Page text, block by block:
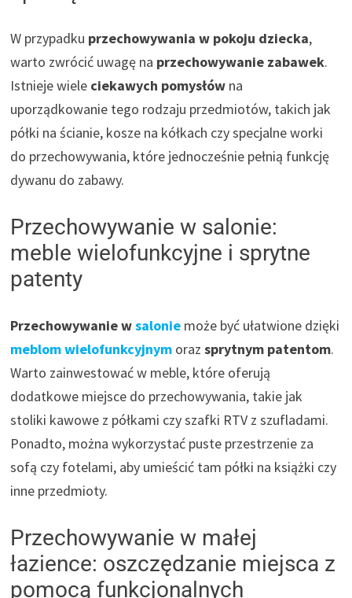
W przypadku przechowywania w pokoju dziecka,
warto zwrócić uwagę na przechowywanie zabawek.
Istnieje wiele ciekawych pomysłów na
uporządkowanie tego rodzaju przedmiotów, takich jak
półki na ścianie, kosze na kółkach czy specjalne worki
do przechowywania, które jednocześnie pełnią funkcję
dywanu do zabawy.
Przechowywanie w salonie:
meble wielofunkcyjne i sprytne
patenty
Przechowywanie wsalonie może być ułatwione dzięki
meblom wielofunkcyjnym orazsprytnym patentom.
Warto zainwestować w meble, które oferują
dodatkowe miejsce do przechowywania, takie jak
stoliki kawowe z półkami czy szafki RTV z szufladami.
Ponadto, można wykorzystać puste przestrzenie za
sofą czy fotelami, aby umieścić tam półki na książki czy
inne przedmioty.
Przechowywanie w małej
łazience: oszczędzanie miejsca z
pomocą funkcjonalnych